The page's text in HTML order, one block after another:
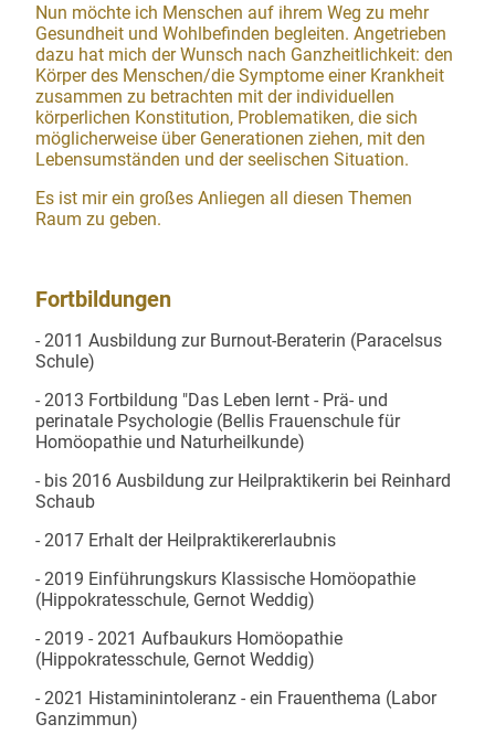
Nun möchte ich Menschen auf ihrem Weg zu mehr
Gesundheit und Wohlbefinden begleiten. Angetrieben
dazu hat mich der Wunsch nach Ganzheitlichkeit: den
Körper des Menschen/die Symptome einer Krankheit
zusammen zu betrachten mit der individuellen
körperlichen Konstitution, Problematiken, die sich
möglicherweise über Generationen ziehen, mit den
Lebensumständen und der seelischen Situation.
Es ist mir ein großes Anliegen all diesen Themen
Raum zu geben.
Fortbildungen
- 2011 Ausbildung zur Burnout-Beraterin (Paracelsus
Schule)
- 2013 Fortbildung "Das Leben lernt - Prä- und
perinatale Psychologie (Bellis Frauenschule für
Homöopathie und Naturheilkunde)
- bis 2016 Ausbildung zur Heilpraktikerin bei Reinhard
Schaub
- 2017 Erhalt der Heilpraktikererlaubnis
- 2019 Einführungskurs Klassische Homöopathie
(Hippokratesschule, Gernot Weddig)
- 2019 - 2021 Aufbaukurs Homöopathie
(Hippokratesschule, Gernot Weddig)
- 2021 Histaminintoleranz - ein Frauenthema (Labor
Ganzimmun)